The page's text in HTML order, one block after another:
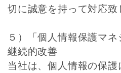
切に誠意を持って対応致
５）「個人情報保護マ
継続的改善
当社は、個人情報の保